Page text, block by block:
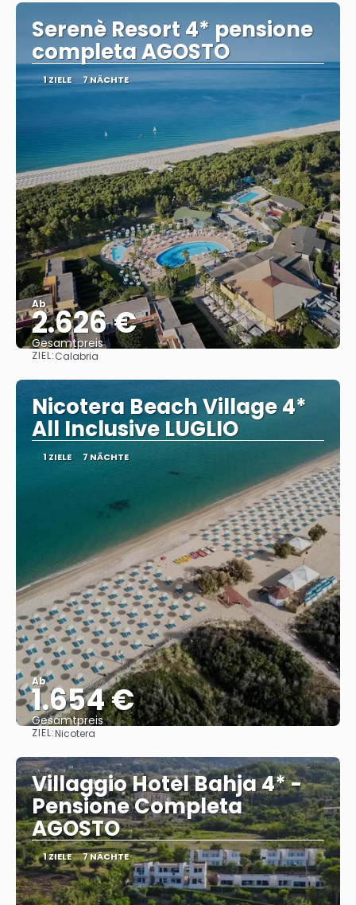
Serenè Resort 4* pensione
completa AGOSTO
1 ZIELE 7 NÄCHTE
Ab
2.626 €
Gesamtpreis
ZIEL:Calabria
Nicotera Beach Village 4*
All Inclusive LUGLIO
1 ZIELE 7 NÄCHTE
Ab
1.654 €
Gesamtpreis
ZIEL:Nicotera
Villaggio Hotel Bahja 4* -
Pensione Completa
AGOSTO
1 ZIELE 7 NÄCHTE